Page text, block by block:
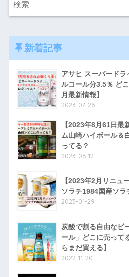
新着記事
アサヒ スーパード
ルコール分3.5％ ど
月最新情報】
2023-07-26
【2023年8月61日最
ム山崎ハイボール＆
ってる？
2023-06-12
【2023年2月リニュ
ソラチ1984国産ソラ
2023-01-29
炭酸で割る自由なビ
ール」どこに売って
らまだ買える】
2022-11-20